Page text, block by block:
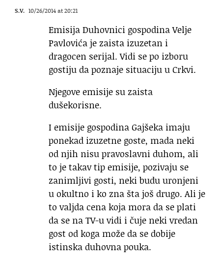
S.V. 10/26/2014 at 20:21
Emisija Duhovnici gospodina Velje
Pavlovića je zaista izuzetan i
dragocen serijal. Vidi se po izboru
gostiju da poznaje situaciju u Crkvi.
Njegove emisije su zaista
dušekorisne.
I emisije gospodina Gajšeka imaju
ponekad izuzetne goste, mada neki
od njih nisu pravoslavni duhom, ali
to je takav tip emisije, pozivaju se
zanimljivi gosti, neki budu uronjeni
u okultno i ko zna šta još drugo. Ali je
to valjda cena koja mora da se plati
da se na TV-u vidi i čuje neki vredan
gost od koga može da se dobije
istinska duhovna pouka.